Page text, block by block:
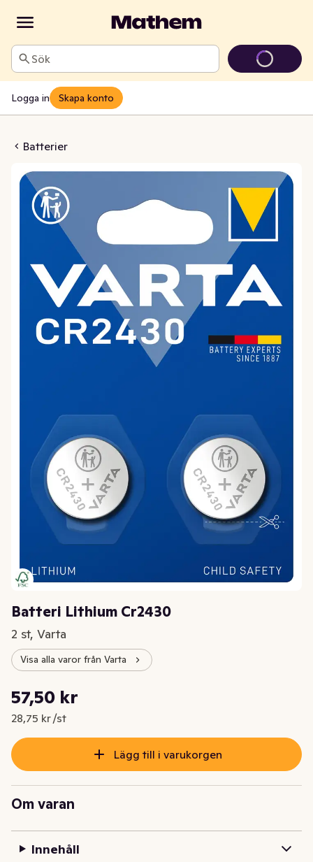
Sök
Logga in Skapa konto
Batterier
Cr2430
Batteri Lithium Cr2430
2 st, Varta
Visa alla varor från Varta
Nuvarande pris är: 57,50 kr
57,50 kr
28,75 kr /st
Styckpris: 28,75 kr /st
Lägg till i varukorgen
Om varan
Innehåll